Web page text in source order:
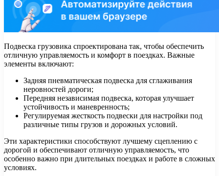
Подвеска грузовика спроектирована так, чтобы обеспечить
отличную управляемость и комфорт в поездках. Важные
элементы включают:
Задняя пневматическая подвеска для сглаживания
неровностей дороги;
Передняя независимая подвеска, которая улучшает
устойчивость и маневренность;
Регулируемая жесткость подвески для настройки под
различные типы грузов и дорожных условий.
Эти характеристики способствуют лучшему сцеплению с
дорогой и обеспечивают отличную управляемость, что
особенно важно при длительных поездках и работе в сложных
условиях.